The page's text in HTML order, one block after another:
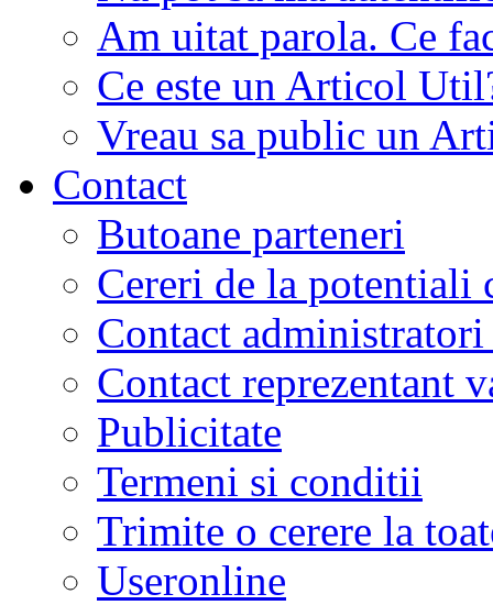
Am uitat parola. Ce
Ce este un Articol
Vreau sa public un
Contact
Butoane parteneri
Cereri de la potentiali
Contact
Contact reprezentant
Publicitate
Termeni si conditii
Trimite o cerere la
Useronline